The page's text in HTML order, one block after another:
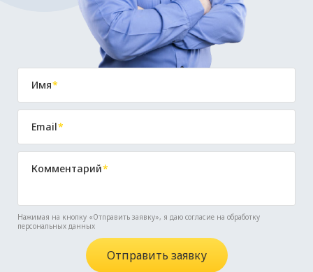
Имя*
Email*
Комментарий*
Нажимая на кнопку «Отправить заявку», я даю cогласие на обработку
персональных данных